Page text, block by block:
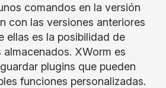
comandos en la versión
con las versiones anteriores
ellas es la posibilidad de
almacenados. XWorm es
plugins que pueden
funciones personalizadas.